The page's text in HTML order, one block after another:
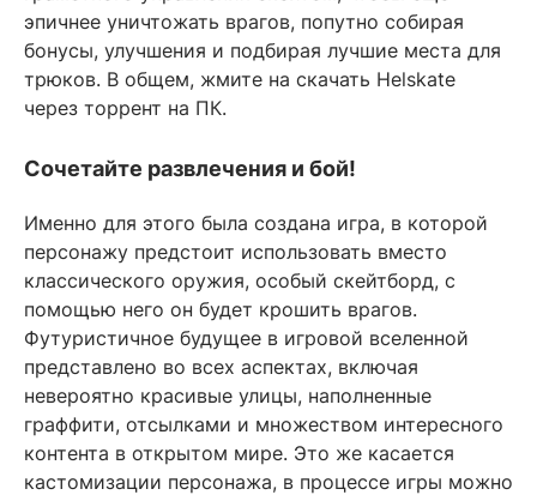
эпичнее уничтожать врагов, попутно собирая
бонусы, улучшения и подбирая лучшие места для
трюков. В общем, жмите на скачать Helskate
через торрент на ПК.
Сочетайте развлечения и бой!
Именно для этого была создана игра, в которой
персонажу предстоит использовать вместо
классического оружия, особый скейтборд, с
помощью него он будет крошить врагов.
Футуристичное будущее в игровой вселенной
представлено во всех аспектах, включая
невероятно красивые улицы, наполненные
граффити, отсылками и множеством интересного
контента в открытом мире. Это же касается
кастомизации персонажа, в процессе игры можно